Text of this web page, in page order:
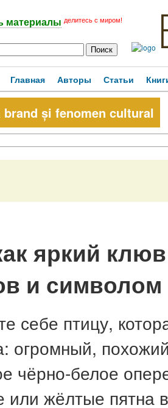
материалы делитесь с миром!
Главная Авторы Статьи
brand și fenomen cultural
яркий
и
себе птицу,
огромный,
чёрно-белое
жёлтые пятна